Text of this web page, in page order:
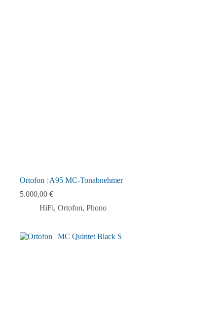
Ortofon | A95 MC-Tonabnehmer
5.000,00 €
HiFi, Ortofon, Phono